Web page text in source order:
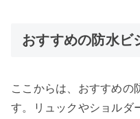
おすすめの防水ビ
ここからは、おすすめの
す。リュックやショルダ